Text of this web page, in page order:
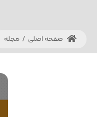
صفحه اصلی / مجله